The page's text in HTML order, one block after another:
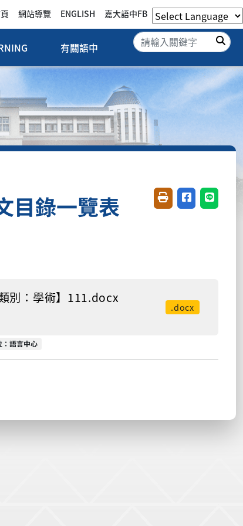
網站導覽 ENGLISH 嘉大語中FB
有關語中
搜尋
目錄一覽表 友善列印(開新視窗)
分享至臉書(
分享至
別：學術】111.docx
.docx
：語言中心